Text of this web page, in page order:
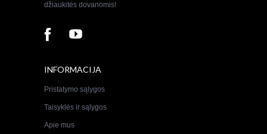
džiaukitės dovanomis!
INFORMACIJA
Pristatymo sąlygos
Taisyklės ir sąlygos
Apie mus